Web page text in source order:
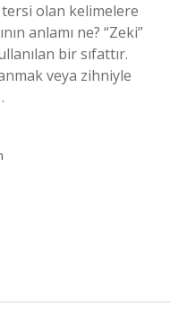
olan kelimelere
anlamı ne? “Zeki”
bir sıfattır.
veya zihniyle